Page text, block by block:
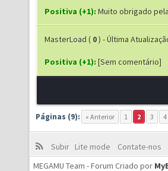
Positiva (+1): Muito obrigado
MasterLoad ( 0) - Última
Positiva (+1): [Sem comentário]
Páginas (9): « Anterior 1 2 3 4
Subir Lite mode
Contate-nos
MEGAMU Team - Forum Criado por